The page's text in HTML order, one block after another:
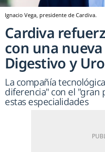
Ignacio Vega, presidente de Cardiva.
Cardiva
con una
Digestivo y
La compañía
diferencia" con el "gran
estas especialidades